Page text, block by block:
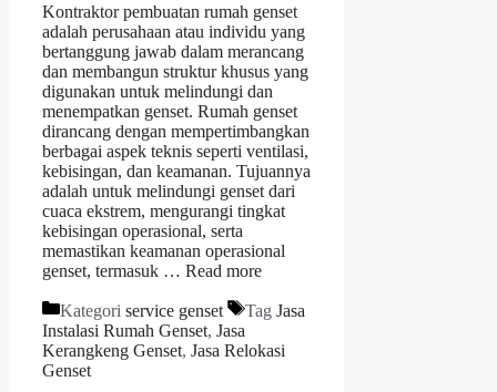
Kontraktor pembuatan rumah genset
adalah perusahaan atau individu yang
bertanggung jawab dalam merancang
dan membangun struktur khusus yang
digunakan untuk melindungi dan
menempatkan genset. Rumah genset
dirancang dengan mempertimbangkan
berbagai aspek teknis seperti ventilasi,
kebisingan, dan keamanan. Tujuannya
adalah untuk melindungi genset dari
cuaca ekstrem, mengurangi tingkat
kebisingan operasional, serta
memastikan keamanan operasional
genset, termasuk … Read more
Kategori service genset Tag Jasa
Instalasi Rumah Genset, Jasa
Kerangkeng Genset, Jasa Relokasi
Genset